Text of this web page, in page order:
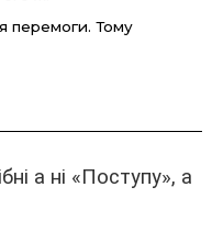
перемоги. Тому
а ні «Поступу», а